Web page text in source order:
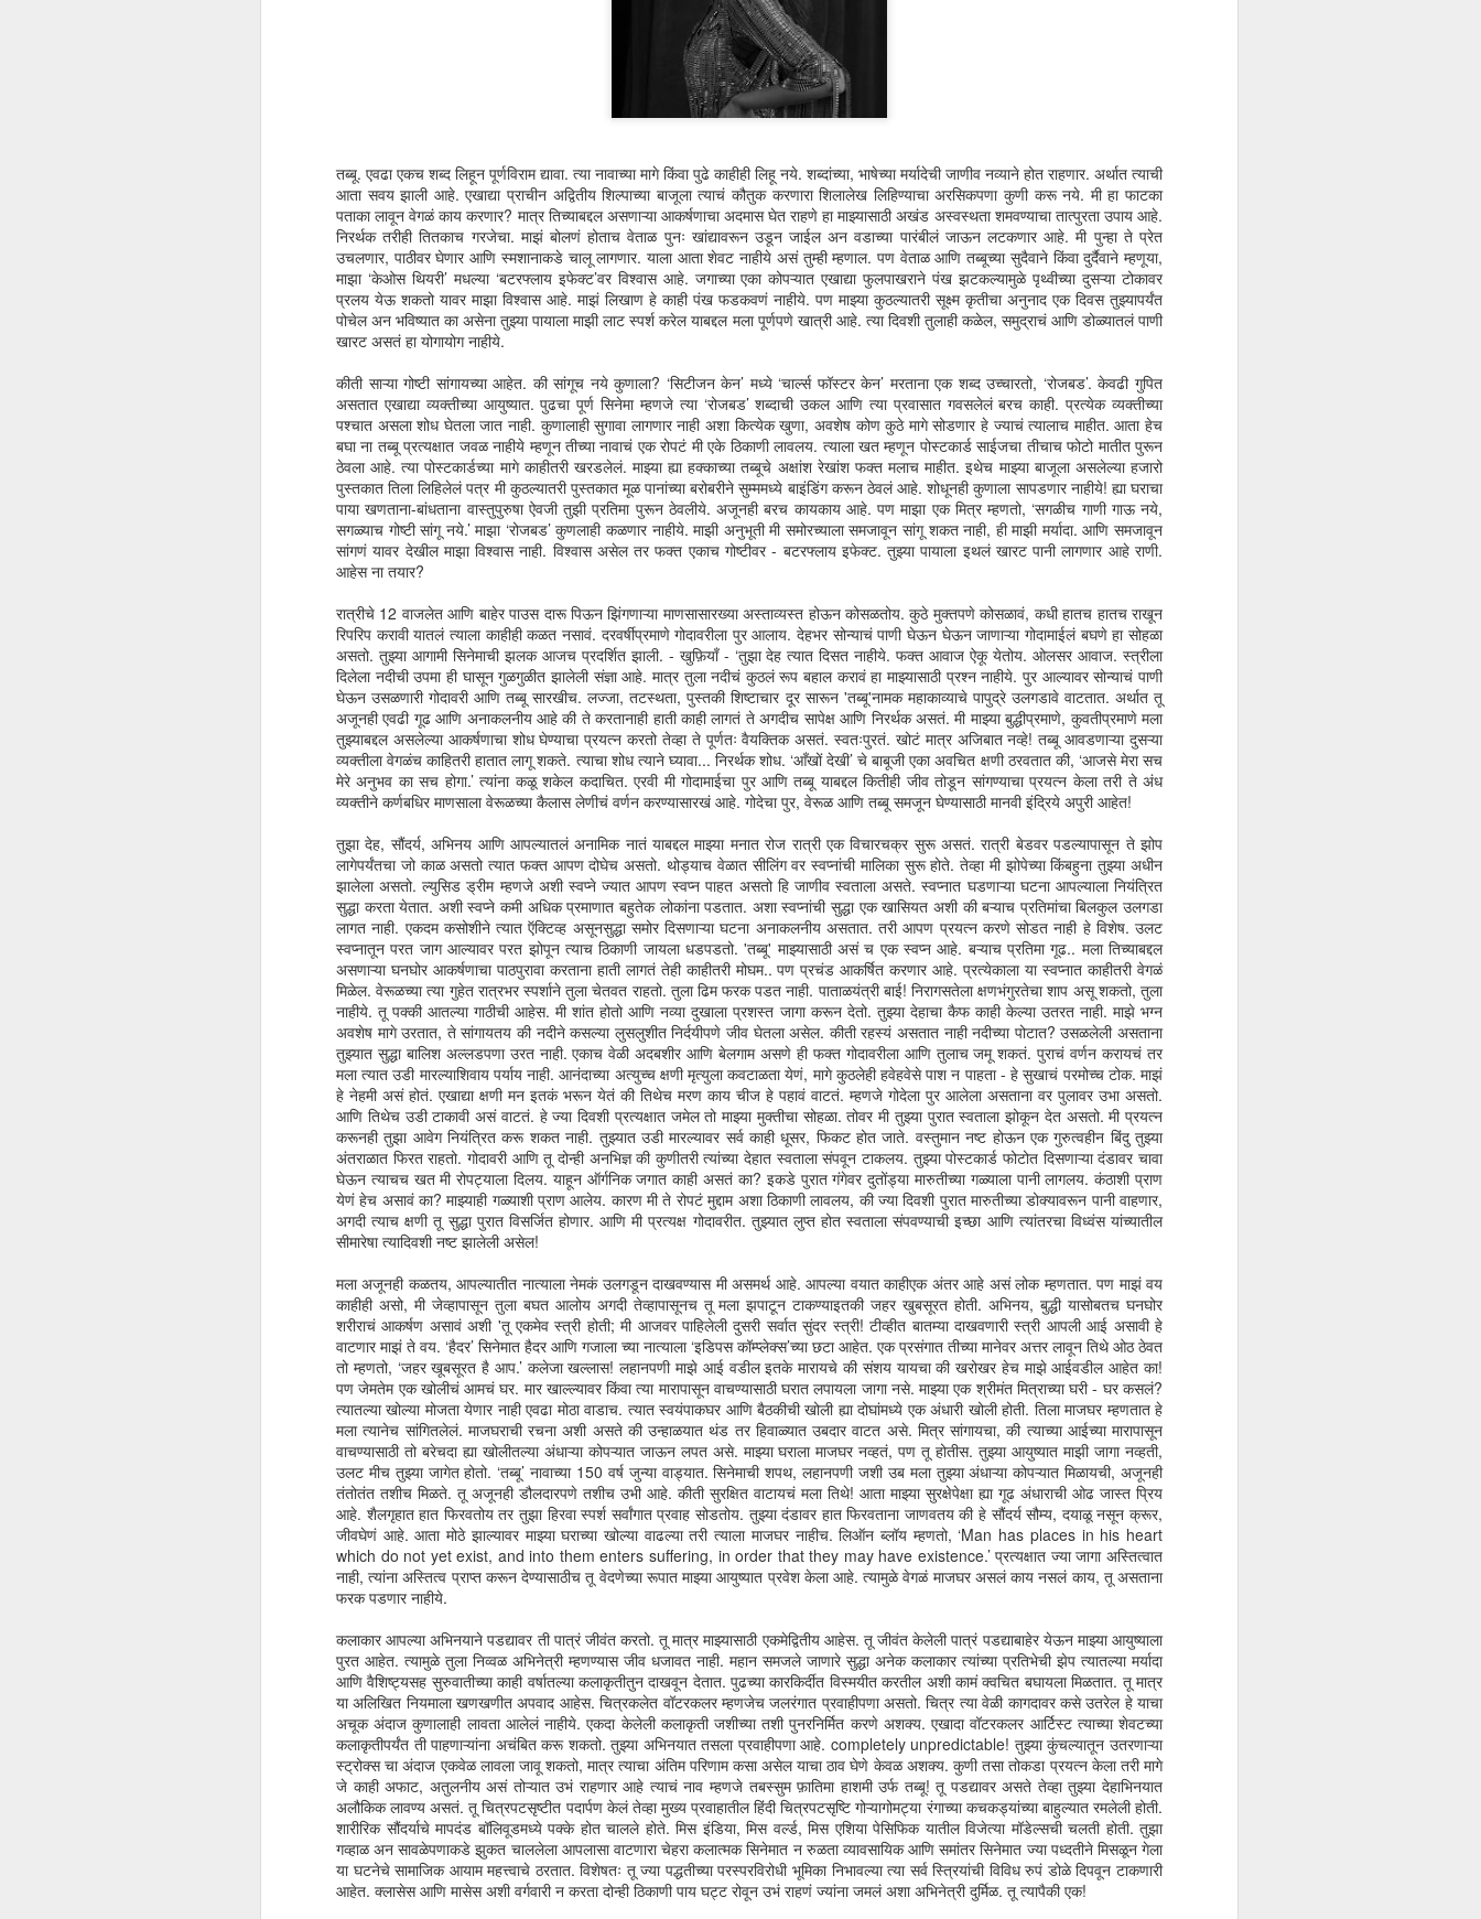
तब्बू. एवढा एकच शब्द लिहून पूर्णविराम द्यावा. त्या नावाच्या मागे किंवा पुढे काहीही लिहू नये. शब्दांच्या, भाषेच्या मर्यादेची जाणीव नव्याने होत राहणार. अर्थात त्याची
आता सवय झाली आहे. एखाद्या प्राचीन अद्वितीय शिल्पाच्या बाजूला त्याचं कौतुक करणारा शिलालेख लिहिण्याचा अरसिकपणा कुणी करू नये. मी हा फाटका
पताका लावून वेगळं काय करणार? मात्र तिच्याबद्दल असणाऱ्या आकर्षणाचा अदमास घेत राहणे हा माझ्यासाठी अखंड अस्वस्थता शमवण्याचा तात्पुरता उपाय आहे.
निरर्थक तरीही तितकाच गरजेचा. माझं बोलणं होताच वेताळ पुनः खांद्यावरून उडून जाईल अन वडाच्या पारंबीलं जाऊन लटकणार आहे. मी पुन्हा ते प्रेत
उचलणार, पाठीवर घेणार आणि स्मशानाकडे चालू लागणार. याला आता शेवट नाहीये असं तुम्ही म्हणाल. पण वेताळ आणि तब्बूच्या सुदैवाने किंवा दुर्दैवाने म्हणूया,
माझा ‘केओस थियरी’ मधल्या ‘बटरफ्लाय इफेक्ट’वर विश्वास आहे. जगाच्या एका कोपऱ्यात एखाद्या फुलपाखराने पंख झटकल्यामुळे पृथ्वीच्या दुसऱ्या टोकावर
प्रलय येऊ शकतो यावर माझा विश्वास आहे. माझं लिखाण हे काही पंख फडकवणं नाहीये. पण माझ्या कुठल्यातरी सूक्ष्म कृतीचा अनुनाद एक दिवस तुझ्यापर्यंत
पोचेल अन भविष्यात का असेना तुझ्या पायाला माझी लाट स्पर्श करेल याबद्दल मला पूर्णपणे खात्री आहे. त्या दिवशी तुलाही कळेल, समुद्राचं आणि डोळ्यातलं पाणी
खारट असतं हा योगायोग नाहीये.
कीती साऱ्या गोष्टी सांगायच्या आहेत. की सांगूच नये कुणाला? ‘सिटीजन केन’ मध्ये ‘चार्ल्स फॉस्टर केन’ मरताना एक शब्द उच्चारतो, ‘रोजबड’. केवढी गुपित
असतात एखाद्या व्यक्तीच्या आयुष्यात. पुढचा पूर्ण सिनेमा म्हणजे त्या ‘रोजबड’ शब्दाची उकल आणि त्या प्रवासात गवसलेलं बरच काही. प्रत्येक व्यक्तीच्या
पश्चात असला शोध घेतला जात नाही. कुणालाही सुगावा लागणार नाही अशा कित्येक खुणा, अवशेष कोण कुठे मागे सोडणार हे ज्याचं त्यालाच माहीत. आता हेच
बघा ना तब्बू प्रत्यक्षात जवळ नाहीये म्हणून तीच्या नावाचं एक रोपटं मी एके ठिकाणी लावलय. त्याला खत म्हणून पोस्टकार्ड साईजचा तीचाच फोटो मातीत पुरून
ठेवला आहे. त्या पोस्टकार्डच्या मागे काहीतरी खरडलेलं. माझ्या ह्या हक्काच्या तब्बूचे अक्षांश रेखांश फक्त मलाच माहीत. इथेच माझ्या बाजूला असलेल्या हजारो
पुस्तकात तिला लिहिलेलं पत्र मी कुठल्यातरी पुस्तकात मूळ पानांच्या बरोबरीने सुम्ममध्ये बाइंडिंग करून ठेवलं आहे. शोधूनही कुणाला सापडणार नाहीये! ह्या घराचा
पाया खणताना-बांधताना वास्तुपुरुषा ऐवजी तुझी प्रतिमा पुरून ठेवलीये. अजूनही बरच कायकाय आहे. पण माझा एक मित्र म्हणतो, ‘सगळीच गाणी गाऊ नये,
सगळ्याच गोष्टी सांगू नये.’ माझा ‘रोजबड’ कुणलाही कळणार नाहीये. माझी अनुभूती मी समोरच्याला समजावून सांगू शकत नाही, ही माझी मर्यादा. आणि समजावून
सांगणं यावर देखील माझा विश्वास नाही. विश्वास असेल तर फक्त एकाच गोष्टीवर - बटरफ्लाय इफेक्ट. तुझ्या पायाला इथलं खारट पानी लागणार आहे राणी.
आहेस ना तयार?
रात्रीचे 12 वाजलेत आणि बाहेर पाउस दारू पिऊन झिंगणाऱ्या माणसासारख्या अस्ताव्यस्त होऊन कोसळतोय. कुठे मुक्तपणे कोसळावं, कधी हातच हातच राखून
रिपरिप करावी यातलं त्याला काहीही कळत नसावं. दरवर्षीप्रमाणे गोदावरीला पुर आलाय. देहभर सोन्याचं पाणी घेऊन घेऊन जाणाऱ्या गोदामाईलं बघणे हा सोहळा
असतो. तुझ्या आगामी सिनेमाची झलक आजच प्रदर्शित झाली. - खुफ़ियाँ - ‘तुझा देह त्यात दिसत नाहीये. फक्त आवाज ऐकू येतोय. ओलसर आवाज. स्त्रीला
दिलेला नदीची उपमा ही घासून गुळगुळीत झालेली संज्ञा आहे. मात्र तुला नदीचं कुठलं रूप बहाल करावं हा माझ्यासाठी प्रश्न नाहीये. पुर आल्यावर सोन्याचं पाणी
घेऊन उसळणारी गोदावरी आणि तब्बू सारखीच. लज्जा, तटस्थता, पुस्तकी शिष्टाचार दूर सारून 'तब्बू'नामक महाकाव्याचे पापुद्रे उलगडावे वाटतात. अर्थात तू
अजूनही एवढी गूढ आणि अनाकलनीय आहे की ते करतानाही हाती काही लागतं ते अगदीच सापेक्ष आणि निरर्थक असतं. मी माझ्या बुद्धीप्रमाणे, कुवतीप्रमाणे मला
तुझ्याबद्दल असलेल्या आकर्षणाचा शोध घेण्याचा प्रयत्न करतो तेव्हा ते पूर्णतः वैयक्तिक असतं. स्वतःपुरतं. खोटं मात्र अजिबात नव्हे! तब्बू आवडणाऱ्या दुसऱ्या
व्यक्तीला वेगळंच काहितरी हातात लागू शकते. त्याचा शोध त्याने घ्यावा... निरर्थक शोध. ‘आँखों देखी’ चे बाबूजी एका अवचित क्षणी ठरवतात की, ‘आजसे मेरा सच
मेरे अनुभव का सच होगा.’ त्यांना कळू शकेल कदाचित. एरवी मी गोदामाईचा पुर आणि तब्बू याबद्दल कितीही जीव तोडून सांगण्याचा प्रयत्न केला तरी ते अंध
व्यक्तीने कर्णबधिर माणसाला वेरूळच्या कैलास लेणीचं वर्णन करण्यासारखं आहे. गोदेचा पुर, वेरूळ आणि तब्बू समजून घेण्यासाठी मानवी इंद्रिये अपुरी आहेत!
तुझा देह, सौंदर्य, अभिनय आणि आपल्यातलं अनामिक नातं याबद्दल माझ्या मनात रोज रात्री एक विचारचक्र सुरू असतं. रात्री बेडवर पडल्यापासून ते झोप
लागेपर्यंतचा जो काळ असतो त्यात फक्त आपण दोघेच असतो. थोड्याच वेळात सीलिंग वर स्वप्नांची मालिका सुरू होते. तेव्हा मी झोपेच्या किंबहुना तुझ्या अधीन
झालेला असतो. ल्युसिड ड्रीम म्हणजे अशी स्वप्ने ज्यात आपण स्वप्न पाहत असतो हि जाणीव स्वताला असते. स्वप्नात घडणाऱ्या घटना आपल्याला नियंत्रित
सुद्धा करता येतात. अशी स्वप्ने कमी अधिक प्रमाणात बहुतेक लोकांना पडतात. अशा स्वप्नांची सुद्धा एक खासियत अशी की बऱ्याच प्रतिमांचा बिलकुल उलगडा
लागत नाही. एकदम कसोशीने त्यात ऍक्टिव्ह असूनसुद्धा समोर दिसणाऱ्या घटना अनाकलनीय असतात. तरी आपण प्रयत्न करणे सोडत नाही हे विशेष. उलट
स्वप्नातून परत जाग आल्यावर परत झोपून त्याच ठिकाणी जायला धडपडतो. 'तब्बू' माझ्यासाठी असं च एक स्वप्न आहे. बऱ्याच प्रतिमा गूढ.. मला तिच्याबद्दल
असणाऱ्या घनघोर आकर्षणाचा पाठपुरावा करताना हाती लागतं तेही काहीतरी मोघम.. पण प्रचंड आकर्षित करणार आहे. प्रत्येकाला या स्वप्नात काहीतरी वेगळं
मिळेल. वेरूळच्या त्या गुहेत रात्रभर स्पर्शाने तुला चेतवत राहतो. तुला ढिम फरक पडत नाही. पाताळयंत्री बाई! निरागसतेला क्षणभंगुरतेचा शाप असू शकतो, तुला
नाहीये. तू पक्की आतल्या गाठीची आहेस. मी शांत होतो आणि नव्या दुखाला प्रशस्त जागा करून देतो. तुझ्या देहाचा कैफ काही केल्या उतरत नाही. माझे भग्न
अवशेष मागे उरतात, ते सांगायतय की नदीने कसल्या लुसलुशीत निर्दयीपणे जीव घेतला असेल. कीती रहस्यं असतात नाही नदीच्या पोटात? उसळलेली असताना
तुझ्यात सुद्धा बालिश अल्लडपणा उरत नाही. एकाच वेळी अदबशीर आणि बेलगाम असणे ही फक्त गोदावरीला आणि तुलाच जमू शकतं. पुराचं वर्णन करायचं तर
मला त्यात उडी मारल्याशिवाय पर्याय नाही. आनंदाच्या अत्युच्च क्षणी मृत्युला कवटाळता येणं, मागे कुठलेही हवेहवेसे पाश न पाहता - हे सुखाचं परमोच्च टोक. माझं
हे नेहमी असं होतं. एखाद्या क्षणी मन इतकं भरून येतं की तिथेच मरण काय चीज हे पहावं वाटतं. म्हणजे गोदेला पुर आलेला असताना वर पुलावर उभा असतो.
आणि तिथेच उडी टाकावी असं वाटतं. हे ज्या दिवशी प्रत्यक्षात जमेल तो माझ्या मुक्तीचा सोहळा. तोवर मी तुझ्या पुरात स्वताला झोकून देत असतो. मी प्रयत्न
करूनही तुझा आवेग नियंत्रित करू शकत नाही. तुझ्यात उडी मारल्यावर सर्व काही धूसर, फिकट होत जाते. वस्तुमान नष्ट होऊन एक गुरुत्वहीन बिंदु तुझ्या
अंतराळात फिरत राहतो. गोदावरी आणि तू दोन्ही अनभिज्ञ की कुणीतरी त्यांच्या देहात स्वताला संपवून टाकलय. तुझ्या पोस्टकार्ड फोटोत दिसणाऱ्या दंडावर चावा
घेऊन त्याचच खत मी रोपट्याला दिलय. याहून ऑर्गनिक जगात काही असतं का? इकडे पुरात गंगेवर दुतोंड्या मारुतीच्या गळ्याला पानी लागलय. कंठाशी प्राण
येणं हेच असावं का? माझ्याही गळ्याशी प्राण आलेय. कारण मी ते रोपटं मुद्दाम अशा ठिकाणी लावलय, की ज्या दिवशी पुरात मारुतीच्या डोक्यावरून पानी वाहणार,
अगदी त्याच क्षणी तू सुद्धा पुरात विसर्जित होणार. आणि मी प्रत्यक्ष गोदावरीत. तुझ्यात लुप्त होत स्वताला संपवण्याची इच्छा आणि त्यांतरचा विध्वंस यांच्यातील
सीमारेषा त्यादिवशी नष्ट झालेली असेल!
मला अजूनही कळतय, आपल्यातीत नात्याला नेमकं उलगडून दाखवण्यास मी असमर्थ आहे. आपल्या वयात काहीएक अंतर आहे असं लोक म्हणतात. पण माझं वय
काहीही असो, मी जेव्हापासून तुला बघत आलोय अगदी तेव्हापासूनच तू मला झपाटून टाकण्याइतकी जहर खुबसूरत होती. अभिनय, बुद्धी यासोबतच घनघोर
शरीराचं आकर्षण असावं अशी 'तू एकमेव स्त्री होती; मी आजवर पाहिलेली दुसरी सर्वात सुंदर स्त्री! टीव्हीत बातम्या दाखवणारी स्त्री आपली आई असावी हे
वाटणार माझं ते वय. ‘हैदर’ सिनेमात हैदर आणि गजाला च्या नात्याला ‘इडिपस कॉम्प्लेक्स’च्या छटा आहेत. एक प्रसंगात तीच्या मानेवर अत्तर लावून तिथे ओठ ठेवत
तो म्हणतो, ‘जहर खूबसूरत है आप.’ कलेजा खल्लास! लहानपणी माझे आई वडील इतके मारायचे की संशय यायचा की खरोखर हेच माझे आईवडील आहेत का!
पण जेमतेम एक खोलीचं आमचं घर. मार खाल्ल्यावर किंवा त्या मारापासून वाचण्यासाठी घरात लपायला जागा नसे. माझ्या एक श्रीमंत मित्राच्या घरी - घर कसलं?
त्यातल्या खोल्या मोजता येणार नाही एवढा मोठा वाडाच. त्यात स्वयंपाकघर आणि बैठकीची खोली ह्या दोघांमध्ये एक अंधारी खोली होती. तिला माजघर म्हणतात हे
मला त्यानेच सांगितलेलं. माजघराची रचना अशी असते की उन्हाळयात थंड तर हिवाळ्यात उबदार वाटत असे. मित्र सांगायचा, की त्याच्या आईच्या मारापासून
वाचण्यासाठी तो बरेचदा ह्या खोलीतल्या अंधाऱ्या कोपऱ्यात जाऊन लपत असे. माझ्या घराला माजघर नव्हतं, पण तू होतीस. तुझ्या आयुष्यात माझी जागा नव्हती,
उलट मीच तुझ्या जागेत होतो. ‘तब्बू’ नावाच्या 150 वर्ष जुन्या वाड्यात. सिनेमाची शपथ, लहानपणी जशी उब मला तुझ्या अंधाऱ्या कोपऱ्यात मिळायची, अजूनही
तंतोतंत तशीच मिळते. तू अजूनही डौलदारपणे तशीच उभी आहे. कीती सुरक्षित वाटायचं मला तिथे! आता माझ्या सुरक्षेपेक्षा ह्या गूढ अंधाराची ओढ जास्त प्रिय
आहे. शैलगृहात हात फिरवतोय तर तुझा हिरवा स्पर्श सर्वांगात प्रवाह सोडतोय. तुझ्या दंडावर हात फिरवताना जाणवतय की हे सौंदर्य सौम्य, दयाळू नसून क्रूर,
जीवघेणं आहे. आता मोठे झाल्यावर माझ्या घराच्या खोल्या वाढल्या तरी त्याला माजघर नाहीच. लिऑन ब्लॉय म्हणतो, ‘Man has places in his heart
which do not yet exist, and into them enters suffering, in order that they may have existence.’ प्रत्यक्षात ज्या जागा अस्तित्वात
नाही, त्यांना अस्तित्व प्राप्त करून देण्यासाठीच तू वेदणेच्या रूपात माझ्या आयुष्यात प्रवेश केला आहे. त्यामुळे वेगळं माजघर असलं काय नसलं काय, तू असताना
फरक पडणार नाहीये.
कलाकार आपल्या अभिनयाने पडद्यावर ती पात्रं जीवंत करतो. तू मात्र माझ्यासाठी एकमेद्वितीय आहेस. तू जीवंत केलेली पात्रं पडद्याबाहेर येऊन माझ्या आयुष्याला
पुरत आहेत. त्यामुळे तुला निव्वळ अभिनेत्री म्हणण्यास जीव धजावत नाही. महान समजले जाणारे सुद्धा अनेक कलाकार त्यांच्या प्रतिभेची झेप त्यातल्या मर्यादा
आणि वैशिष्ट्यसह सुरुवातीच्या काही वर्षातल्या कलाकृतीतुन दाखवून देतात. पुढच्या कारकिर्दीत विस्मयीत करतील अशी कामं क्वचित बघायला मिळतात. तू मात्र
या अलिखित नियमाला खणखणीत अपवाद आहेस. चित्रकलेत वॉटरकलर म्हणजेच जलरंगात प्रवाहीपणा असतो. चित्र त्या वेळी कागदावर कसे उतरेल हे याचा
अचूक अंदाज कुणालाही लावता आलेलं नाहीये. एकदा केलेली कलाकृती जशीच्या तशी पुनरनिर्मित करणे अशक्य. एखादा वॉटरकलर आर्टिस्ट त्याच्या शेवटच्या
कलाकृतीपर्यंत ती पाहणाऱ्यांना अचंबित करू शकतो. तुझ्या अभिनयात तसला प्रवाहीपणा आहे. completely unpredictable! तुझ्या कुंचल्यातून उतरणाऱ्या
स्ट्रोक्स चा अंदाज एकवेळ लावला जावू शकतो, मात्र त्याचा अंतिम परिणाम कसा असेल याचा ठाव घेणे केवळ अशक्य. कुणी तसा तोकडा प्रयत्न केला तरी मागे
जे काही अफाट, अतुलनीय असं तोऱ्यात उभं राहणार आहे त्याचं नाव म्हणजे तबस्सुम फ़ातिमा हाशमी उर्फ तब्बू! तू पडद्यावर असते तेव्हा तुझ्या देहाभिनयात
अलौकिक लावण्य असतं. तू चित्रपटसृष्टीत पदार्पण केलं तेव्हा मुख्य प्रवाहातील हिंदी चित्रपटसृष्टि गोऱ्यागोमट्या रंगाच्या कचकड्यांच्या बाहुल्यात रमलेली होती.
शारीरिक सौंदर्याचे मापदंड बॉलिवूडमध्ये पक्के होत चालले होते. मिस इंडिया, मिस वर्ल्ड, मिस एशिया पेसिफिक यातील विजेत्या मॉडेल्सची चलती होती. तुझा
गव्हाळ अन सावळेपणाकडे झुकत चाललेला आपलासा वाटणारा चेहरा कलात्मक सिनेमात न रुळता व्यावसायिक आणि समांतर सिनेमात ज्या पध्दतीने मिसळून गेला
या घटनेचे सामाजिक आयाम महत्त्वाचे ठरतात. विशेषतः तू ज्या पद्धतीच्या परस्परविरोधी भूमिका निभावल्या त्या सर्व स्त्रियांची विविध रुपं डोळे दिपवून टाकणारी
आहेत. क्लासेस आणि मासेस अशी वर्गवारी न करता दोन्ही ठिकाणी पाय घट्ट रोवून उभं राहणं ज्यांना जमलं अशा अभिनेत्री दुर्मिळ. तू त्यापैकी एक!
आई शिळे अन्न का खाते?
आई शिळे अन्न का खाते हे मला
आजवर कळलेलं नाहीये. आईच्या
हातात अन्नपूर्णा कि तसलं काहीतरी आहे
म्हणतात. म्हणजे ज्यांच्या हाताने वाढलेल्या
पाण्याला सुद्धा चव असते. पण विश्वास ठेवा हे
असं काहीही नाहीये. आई अन्नपूर्णा असती तर
शिळं झालेलं अन्न सुद्धा चांगलं लागायला हवं
की. पण तसं होत नाही. मी खाऊन बघितलं
आहे. दुसऱ्या घासाला ओकाऱ्या काढाव्या
लागल्या. मायक्रोस्कोप खाली ती पोळी
धरली तर हालचाल करणारे, वळवळ करणारे
किडे दिसतील. आमच्या नात्यातल्या एकाला
कुठलातरी आजार झालेला.
APR
4
कॅप्टन अहाब आणि अब्रार
हक
थोडं आधी. एवढा कमी स्क्रीन टाइम
असूनही इतका हार्ड हीटिंग इम्पॅक्ट देणारं
कॅरेक्टर हिंदी सिनेमात क्वचित लिहिले जाते.
असाच काहीसा दुर्मिळ योगायोग ‘एनिमल’
मधल्या बॉबी देओलने साकारलेल्या ‘अब्रार
हक’च्या निमित्ताने जुळून आलाय. तब्बल 30
वर्षानंतर. एखाद्या सिनेमातील पात्राच्या
प्रेमात पडणे - आणि - त्याच्या अभिनयाच्या
प्रेमात पडणे ह्या दोन स्वतंत्र गोष्टी आहेत.
कधीतरी हे एकत्र जुळून येतं.
NOV
25
सेफ्टी शूजचं भाषांतर
तो हॉटेलवाला मालक मोठा दानशूर
होता. दिवसभरात वडापाव, पाववडा,
वड्यांचा चुरा सुद्धा परातीत वाढत जाई. चुरा
म्हणजे पिठाचे बारीक तळलेले गोळे.
गाड्याबरोबर नळ्याची यात्रा. कुणी भीक
मागणारी म्हातारी आली की हा दानशूर तो
बारीक उरलेला चुरा आणि 1 पाव पेपरमध्ये
गुंडाळून देई. पुन्हा गाड्याबरोबर नळ्याची
यात्रा. दिवसभरात 8-10 तरी मागणारे येत
असावे. मला त्याचं फार कौतुक वाटायचं.
NOV
5
भूल तो माँ से कुछ हो नहीं
सकती
अंडरवेअर धुवायला नकार देते अन काही
दिवसातच माऱ्या स्वतःची चड्डी स्वतःच
पिळून वाळत टाकायला सुरुवात करतो. बस.
संपली गोष्ट. यापुढचं वाचलं काय आणि नाही
वाचलं काय. जो समझो तू सबकुछ, ना समझो
पानी. पाणी धुण्याभांड्याचं. पाणी वस्तऱ्याचं
अन पाणी चड्डीतलं.
दीवार मध्ये बिल्डिंग विकत घेतल्यावर बच्चन
बोलतो, 'आपने अगर इस बिल्डिंग के 10
लाख भी और मांगे होते तो मैं दे देता.
NOV
5
lucid dreams
तो काळ तसा बरा होता. त्याला निरागस म्हणावं की नाही माहीत नाही. नव्या शतकाने
सांधे बदलण्याच्या आधीचा. 'भाभी तुम खुशियों का खजाना' ऐकताना वहिनीबद्दल वाईट
विचार मनात येत नव्हते. अंडरपॅन्टला भोकं आहेत म्हणून मित्रांसोबत गंगेत उड्या मारायला
लाज वाटत नव्हती. मुळात ती अंडरपॅन्ट जुन्या नाशकात गाड्यावरून घेतलीये याचंही काही वाटत
नव्हतं. आईला जितेंद्र-धर्मेंद्रचे सुमार पिक्चर पाहताना सुद्धा रडू यायचं. 'स्वर्ग से सुंदर'च्या
शेवटाला मिथुनच्या पोराला विहिरीला बांधलेलं असतं, ते पाहून आजी कळवळली होती.
JUN
15
ज़ख्म
आईला वाटी लावून आल्यानंतर घरी नातेवाईकांची गर्दी नव्हती. कोव्हीड मध्ये आई
गेल्याचा असाही एक बरा वाईट परिणाम. 'बरा? आई गेलेलं बरं कसं असू शकतं?'
आपल्या मनात असला विचार आलाच कसा याचा गिल्ट येऊन थोडावेळ तरी एकट्यात रडून
घ्यावं असं त्याला फार वाटलेलं. पण गेल्या 18 दिवसांचा शीण विचित्र होता. रडण्याला, मोकळं
व्हायला सुद्धा काहीएक एनर्जी अंगात हवी असते. मेल्यासारखी एक झोप घेऊन उठावं आणि रडणं
सावरणं पुढचं पूढे बघावं. माणूस अचानक गेला की रडणं फार पद्धतशीरपणे होतं.
APR
23
फूड मेमरी
गोकुळचं आणि माझं आयुष्य वेगळं आहे. तसं सगळ्यांचं असतं म्हणा. प्रेयसीचं कौतुक
करताना मी म्हणायचो, ‘ती माझ्या आयुष्यात अशी आली, जशी ‘सलाम ए इश्क’ गाण्यात
येणारा किशोर कुमारचा आवाज. ‘अल्लाह अल्लाह’ गाण्यात येणारा सोनू निगमचा आवाज.
MAR आंखों देखी
लाथ मारू त्या दरवाज्याला वेगळी शक्यता असते. तीनच दरवाजे म्हटलं तरी एकदा
दिसलेलं परत दिसत नाही. IT चा दरवाजा अधिक फसवा की 'विदूषक'चा? - हा विचार
करणं मी आता सोडलं आहे. माझी अनुभूती तुला समजावून सांगू शकत नाही, ही माझी मर्यादा.
आणि समजावून सांगणं यावर देखील आपला विश्वास नाही. लहानपणी रात्री घरी परतताना
शेजारच्या घरातून जो खिचडी शिजल्याचा वास यायचा तो कसा समजावून सांगू. तुझी-माझी-
किंवा जगातल्या कुणाचीही आई करते त्या खिचडीहुन तो वास distinctively वेगळा असतो.
FEB
20
मालेगावचा cinematic happiness index
prologue
घटना पहिली - स्थळ - सेंट्रल टॉकीज, मालेगाव. शुक्रवार, 12 फेब्रुवारी 2021. लॉकडाउन
अन त्यानंतर उद्भववलेल्या परिस्थितीमुळे सिनेमाचा व्यवसाय भारतभर मंदावला आहे. अनेक
मोठ्या बॅनरचे चित्रपट मुंबईसारख्या शहरात सुद्धा गर्दी खेचायला असमर्थ ठरतायत. ‘सेंट्रल
टॉकीज’ला शाहरुख-सलमान जोडीचा ‘करण अर्जुन’ प्रदर्शित केला जातो. तब्बल 26 वर्ष जुना.
प्रेक्षकांची अलोट गर्दी उसळते. एकमेकांच्या अंगावर चढून जागा मिळवण्यासाठी सगळ्यांची
धडपड सुरू होते.